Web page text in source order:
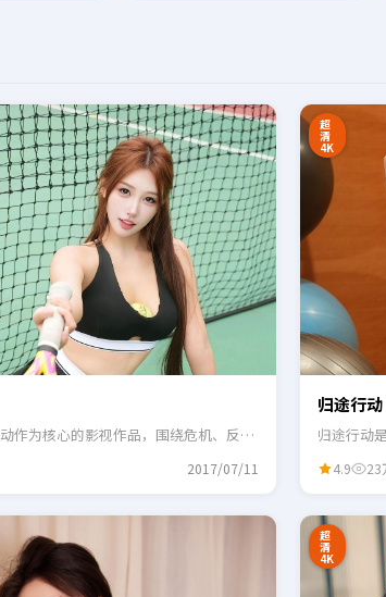
作为核心的影视作品，围绕危机、反转
2017/07/11
超
清
4K
归途行动
归途行动
4.9 23
超
清
4K